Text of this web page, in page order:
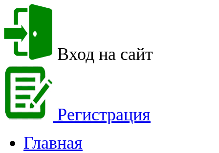
Вход на сайт
Регистрация
Главная